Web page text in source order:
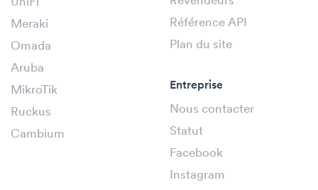
Meraki
Omada
Aruba
MikroTik
Ruckus
Cambium
Référence API
Plan du site
Entreprise
Nous contacter
Statut
Facebook
Instagram